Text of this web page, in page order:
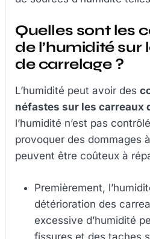
Quelles sont les
de l’humidité sur
de carrelage ?
L’humidité peut avoir des
néfastes sur les carreaux
l’humidité n’est pas
provoquer des dommages
peuvent être coûteux à
Premièrement,
détérioration des
excessive d’humidité
fissures et des taches